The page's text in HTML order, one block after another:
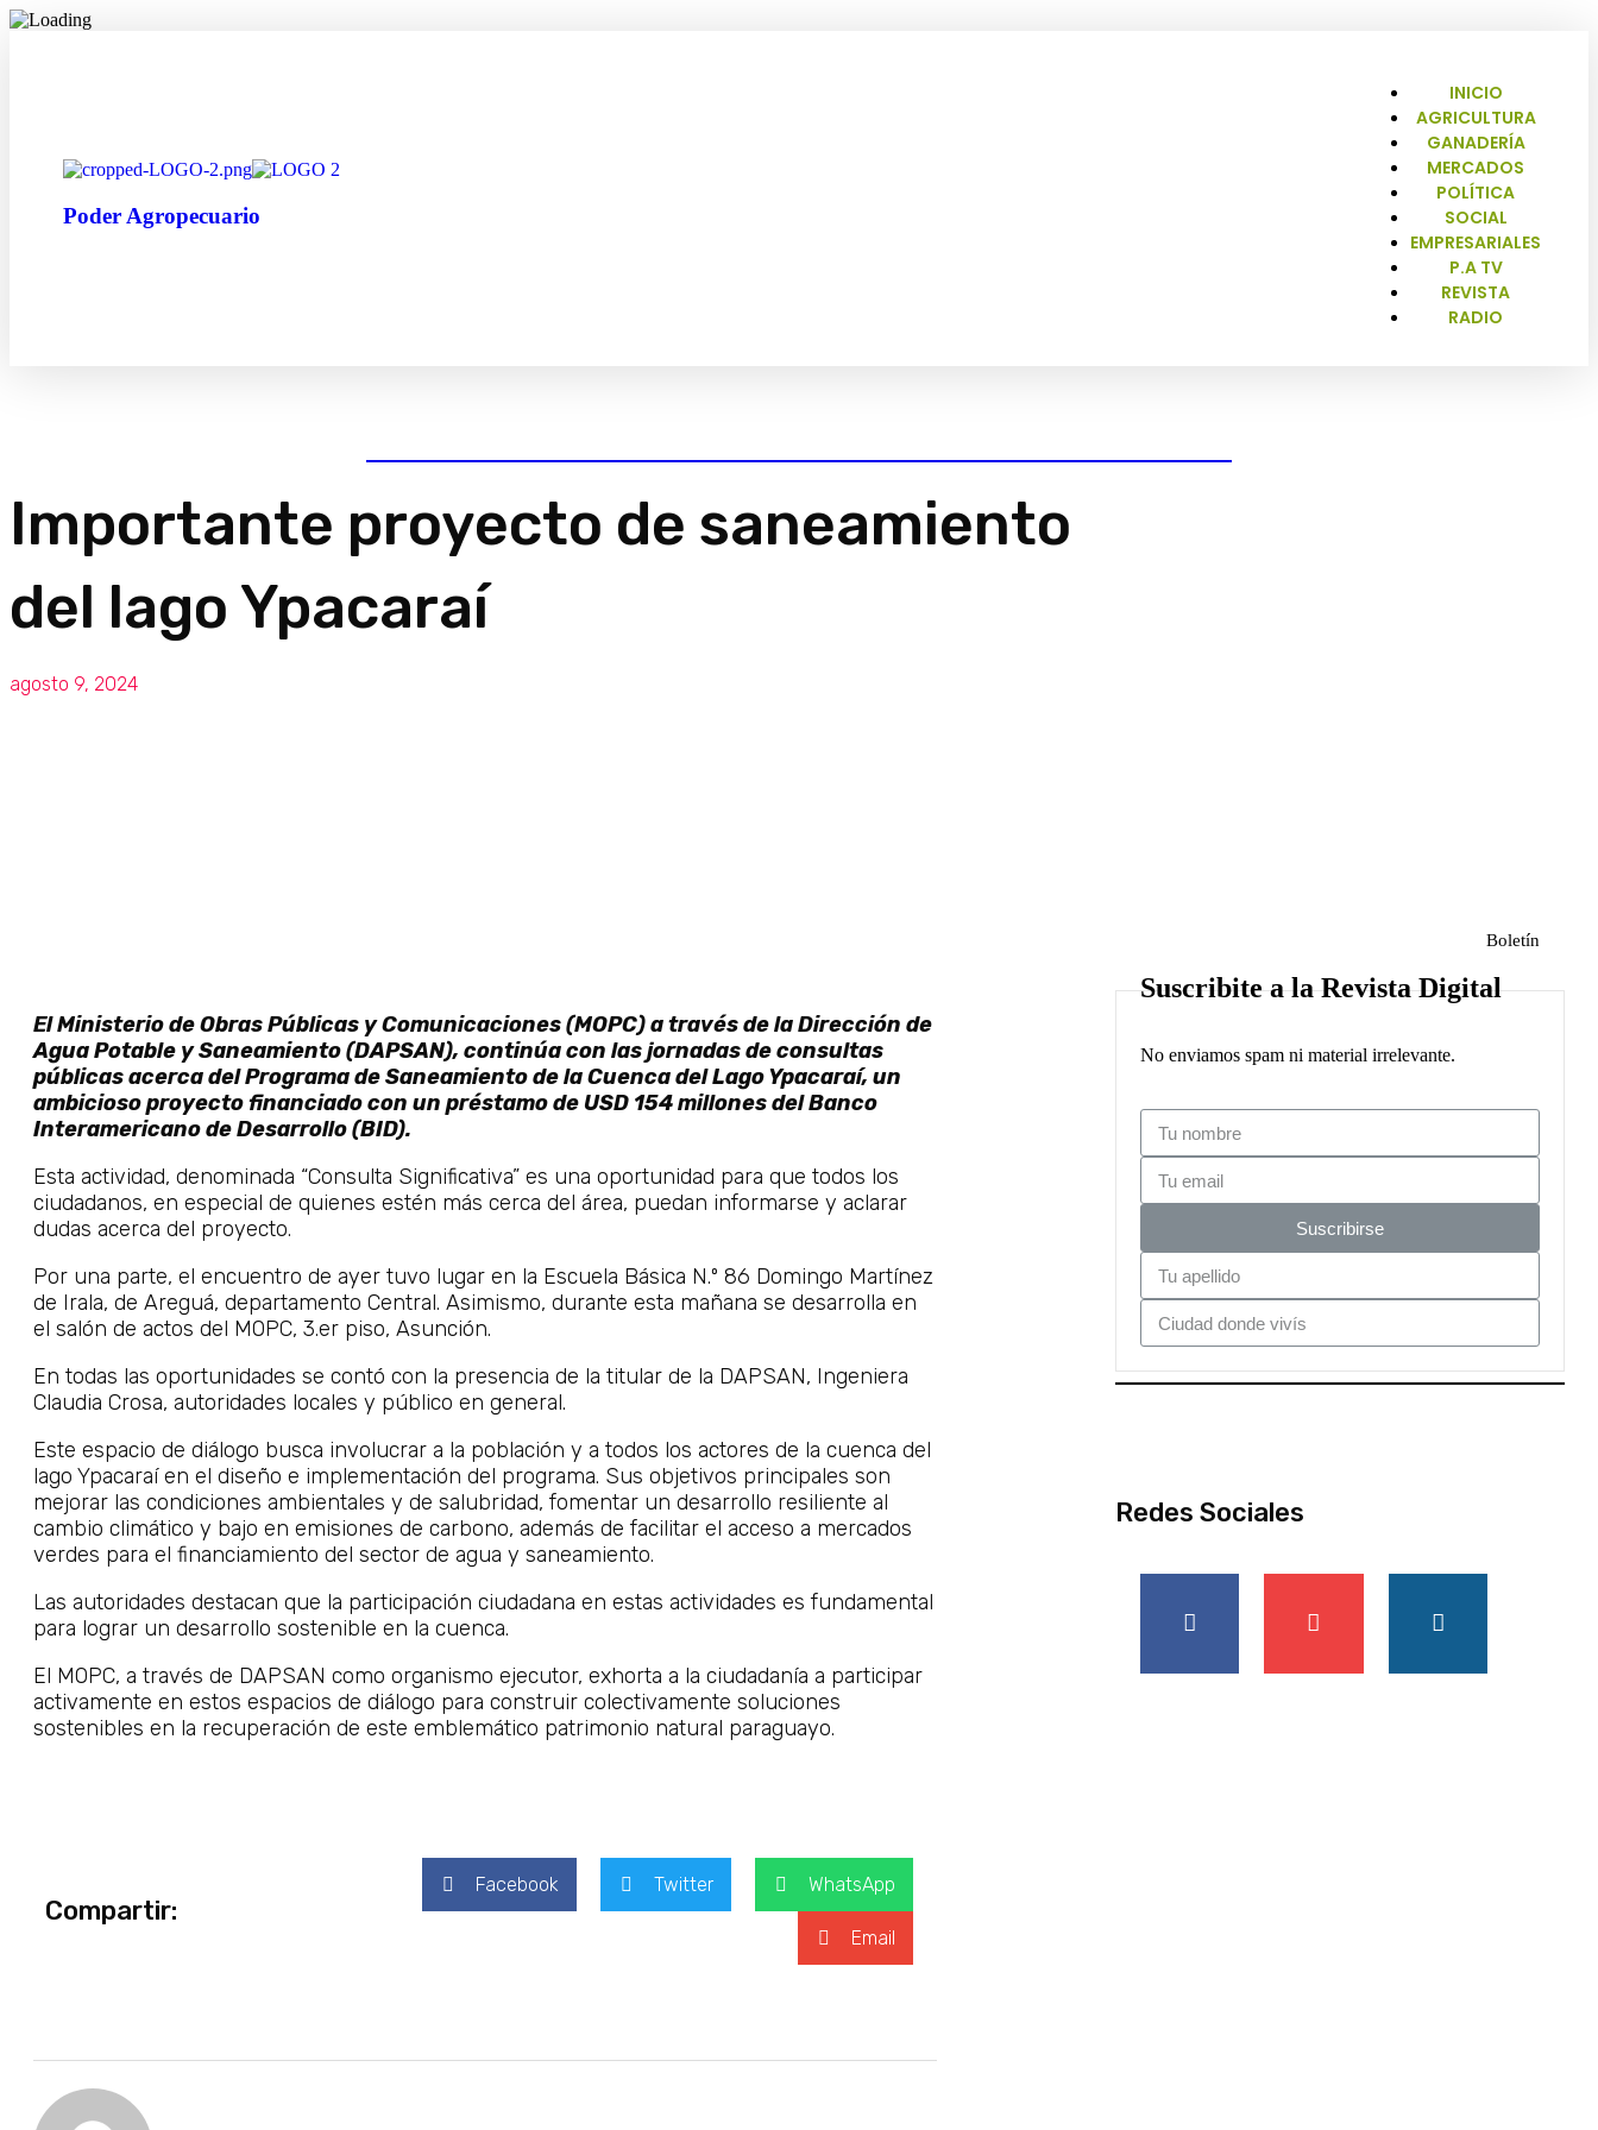
Poder Agropecuario
INICIO
AGRICULTURA
GANADERÍA
MERCADOS
POLÍTICA
SOCIAL
EMPRESARIALES
P.A TV
REVISTA
RADIO
Importante proyecto de saneamiento
del lago Ypacaraí
agosto 9, 2024
El Ministerio de Obras Públicas y Comunicaciones (MOPC) a través de la Dirección de
Agua Potable y Saneamiento (DAPSAN), continúa con las jornadas de consultas
públicas acerca del Programa de Saneamiento de la Cuenca del Lago Ypacaraí, un
ambicioso proyecto financiado con un préstamo de USD 154 millones del Banco
Interamericano de Desarrollo (BID).
Esta actividad, denominada “Consulta Significativa” es una oportunidad para que todos los
ciudadanos, en especial de quienes estén más cerca del área, puedan informarse y aclarar
dudas acerca del proyecto.
Por una parte, el encuentro de ayer tuvo lugar en la Escuela Básica N.º 86 Domingo Martínez
de Irala, de Areguá, departamento Central. Asimismo, durante esta mañana se desarrolla en
el salón de actos del MOPC, 3.er piso, Asunción.
En todas las oportunidades se contó con la presencia de la titular de la DAPSAN, Ingeniera
Claudia Crosa, autoridades locales y público en general.
Este espacio de diálogo busca involucrar a la población y a todos los actores de la cuenca del
lago Ypacaraí en el diseño e implementación del programa. Sus objetivos principales son
mejorar las condiciones ambientales y de salubridad, fomentar un desarrollo resiliente al
cambio climático y bajo en emisiones de carbono, además de facilitar el acceso a mercados
verdes para el financiamiento del sector de agua y saneamiento.
Las autoridades destacan que la participación ciudadana en estas actividades es fundamental
para lograr un desarrollo sostenible en la cuenca.
El MOPC, a través de DAPSAN como organismo ejecutor, exhorta a la ciudadanía a participar
activamente en estos espacios de diálogo para construir colectivamente soluciones
sostenibles en la recuperación de este emblemático patrimonio natural paraguayo.
Compartir:
Facebook Twitter WhatsApp
Email
Boletín
Suscribite a la Revista Digital
No enviamos spam ni material irrelevante.
Suscribirse
Redes Sociales